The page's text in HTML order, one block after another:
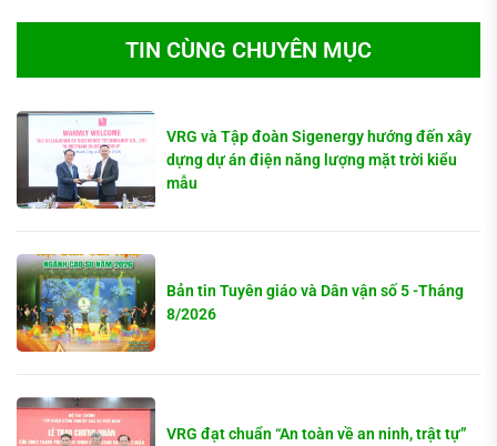
TIN CÙNG CHUYÊN MỤC
VRG và Tập đoàn Sigenergy hướng đến xây
dựng dự án điện năng lượng mặt trời kiểu
mẫu
Bản tin Tuyên giáo và Dân vận số 5 -Tháng
8/2026
VRG đạt chuẩn “An toàn về an ninh, trật tự”